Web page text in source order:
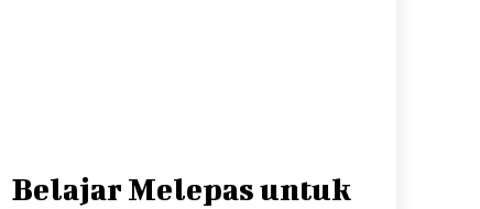
Belajar Melepas untuk